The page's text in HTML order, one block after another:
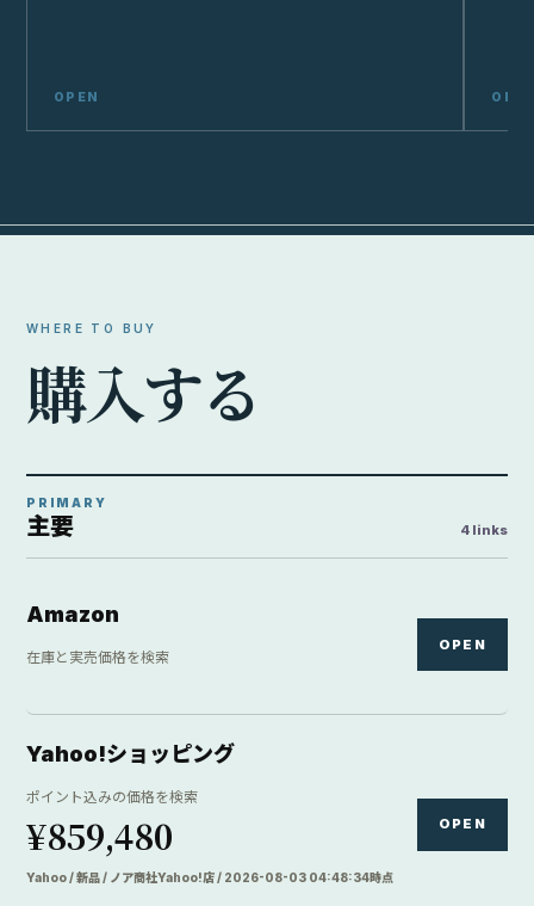
WHERE TO BUY
購入する
PRIMARY
主要 4 links
Amazon
在庫と実売価格を検索
OPEN
Yahoo!ショッピング
ポイント込みの価格を検索
¥859,480
Yahoo / 新品 / ノア商社Yahoo!店 / 2026-08-03 04:48:34時点
OPEN